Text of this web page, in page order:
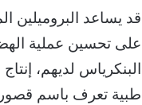
قد يساعد البروميلين
على تحسين عملية
البنكرياس لديهم،
طبية تعرف باسم قصور